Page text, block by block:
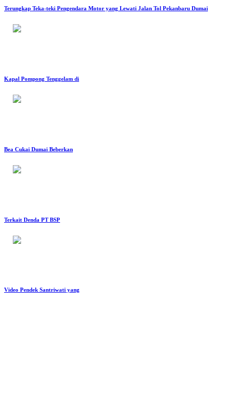
Terungkap Teka-teki Pengendara Motor yang Lewati Jalan Tol Pekanbaru Dumai
Kapal Pompong Tenggelam di
Bea Cukai Dumai Beberkan
Terkait Denda PT BSP
Video Pendek Santriwati yang